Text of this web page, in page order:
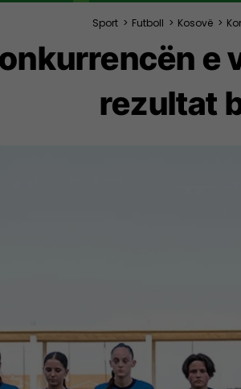
Sport > Futboll > Kosovë >
e
rezultat